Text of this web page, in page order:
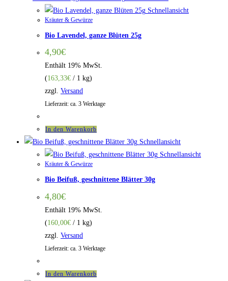
Schnellansicht
Kräuter & Gewürze
Bio Lavendel, ganze Blüten 25g
4,90€
Enthält 19% MwSt.
(163,33€ / 1 kg)
zzgl. Versand
Lieferzeit: ca. 3 Werktage
In den Warenkorb
Schnellansicht
Schnellansicht
Kräuter & Gewürze
Bio Beifuß, geschnittene Blätter 30g
4,80€
Enthält 19% MwSt.
(160,00€ / 1 kg)
zzgl. Versand
Lieferzeit: ca. 3 Werktage
In den Warenkorb